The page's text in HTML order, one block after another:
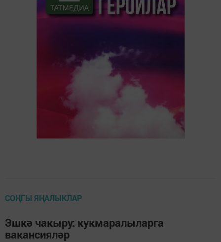
СОҢГЫ ЯҢАЛЫКЛАР
Эшкә чакыру: кукмаралыларга
вакансияләр